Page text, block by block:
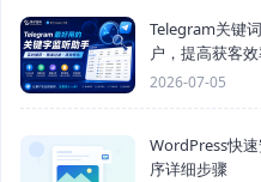
Telegram关键
户，提高获客效
2026-07-05
WordPress快
序详细步骤